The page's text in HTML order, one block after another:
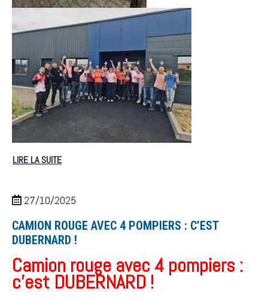
LIRE LA SUITE
27/10/2025
CAMION ROUGE AVEC 4 POMPIERS : C’EST
DUBERNARD !
Camion rouge avec 4 pompiers :
c’est DUBERNARD !